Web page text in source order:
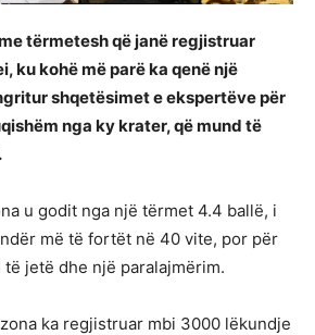
tërmetesh që janë regjistruar
ku kohë më parë ka qenë një
shqetësimet e ekspertëve për
nga ky krater, që mund të
u godit nga një tërmet 4.4 ballë, i
më të fortët në 40 vite, por për
jetë dhe një paralajmërim.
ka regjistruar mbi 3000 lëkundje